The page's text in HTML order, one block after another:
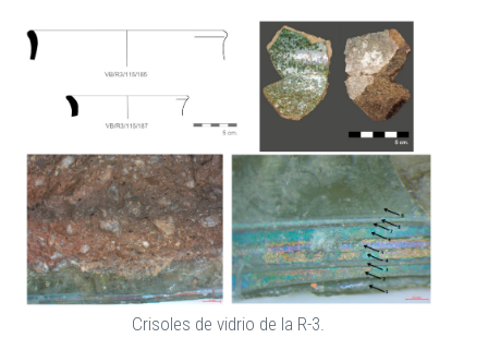
Crisoles de vidrio de la R-3.